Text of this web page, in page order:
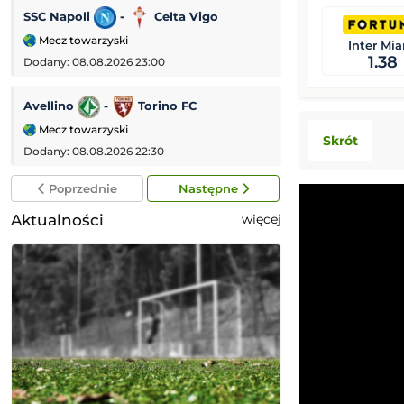
SSC Napoli - Celta Vigo
Mecz towarzyski
Dodany: 08.08.2026 23:00
Avellino - Torino FC
Mecz towarzyski
Dodany: 08.08.2026 22:30
Galatasaray -
Mecz towarzyski
Dodany: 08.08.2026
Poprzednie Następne
Aktualności więcej
Inter
1.38
Skrót